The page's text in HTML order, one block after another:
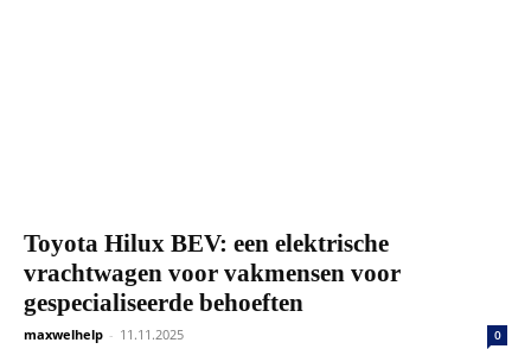
Toyota Hilux BEV: een elektrische
vrachtwagen voor vakmensen voor
gespecialiseerde behoeften
maxwelhelp - 11.11.2025 0